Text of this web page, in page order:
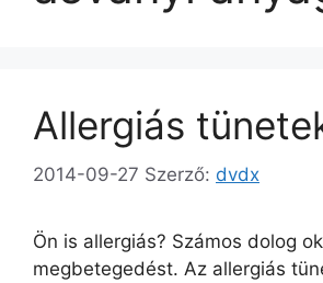
Allergiás
2014-09-27 Szerző: dvdx
Ön is allergiás? Számos dolog
megbetegedést. Az allergiás